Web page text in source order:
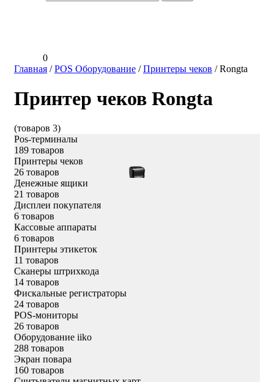
0
Главная /POS Оборудование /Принтеры чеков /Rongta
Принтер чеков Rongta
(товаров 3)
Pos-терминалы
189 товаров
Принтеры чеков
26 товаров
Денежные ящики
21 товаров
Дисплеи покупателя
6 товаров
Кассовые аппараты
6 товаров
Принтеры этикеток
11 товаров
Сканеры штрихкода
14 товаров
Фискальные регистраторы
24 товаров
POS-мониторы
26 товаров
Оборудование iiko
288 товаров
Экран повара
160 товаров